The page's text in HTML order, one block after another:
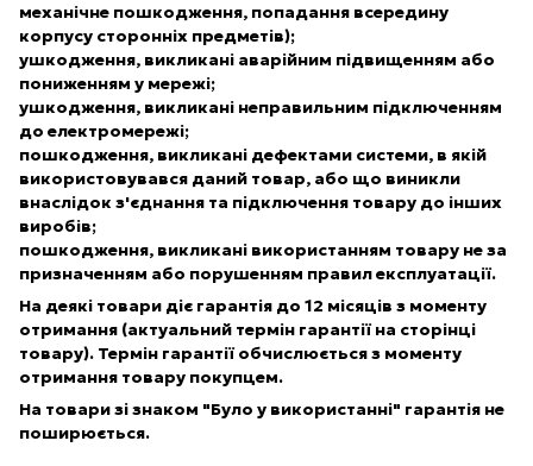
механічне пошкодження, попадання всередину
корпусу сторонніх предметів);
ушкодження, викликані аварійним підвищенням або
пониженням у мережі;
ушкодження, викликані неправильним підключенням
до електромережі;
пошкодження, викликані дефектами системи, в якій
використовувався даний товар, або що виникли
внаслідок з'єднання та підключення товару до інших
виробів;
пошкодження, викликані використанням товару не за
призначенням або порушенням правил експлуатації.
На деякі товари діє гарантія до 12 місяців з моменту
отримання (актуальний термін гарантії на сторінці
товару). Термін гарантії обчислюється з моменту
отримання товару покупцем.
На товари зі знаком "Було у використанні" гарантія не
поширюється.